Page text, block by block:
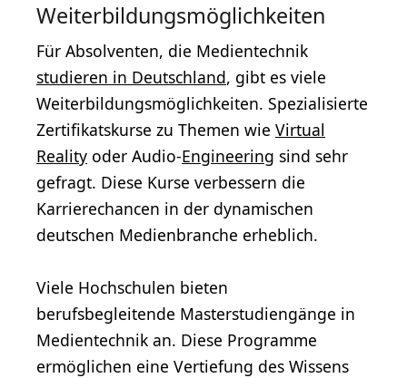
Weiterbildungsmöglichkeiten
Für Absolventen, die Medientechnik
studieren in Deutschland, gibt es viele
Weiterbildungsmöglichkeiten. Spezialisierte
Zertifikatskurse zu Themen wie Virtual
Reality oder Audio-Engineering sind sehr
gefragt. Diese Kurse verbessern die
Karrierechancen in der dynamischen
deutschen Medienbranche erheblich.
Viele Hochschulen bieten
berufsbegleitende Masterstudiengänge in
Medientechnik an. Diese Programme
ermöglichen eine Vertiefung des Wissens